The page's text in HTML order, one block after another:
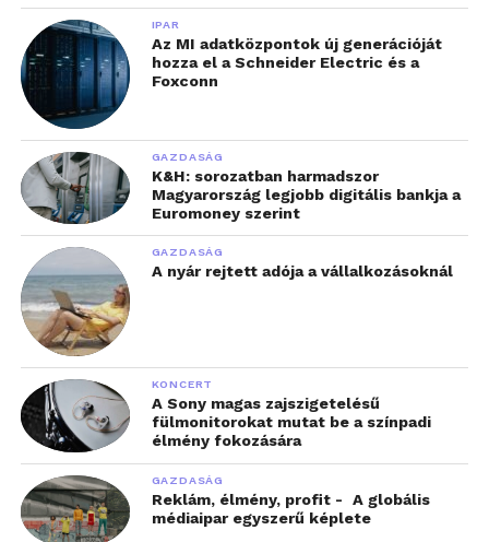
IPAR
Az MI adatközpontok új generációját
hozza el a Schneider Electric és a
Foxconn
GAZDASÁG
K&H: sorozatban harmadszor
Magyarország legjobb digitális bankja a
Euromoney szerint
GAZDASÁG
A nyár rejtett adója a vállalkozásoknál
KONCERT
A Sony magas zajszigetelésű
fülmonitorokat mutat be a színpadi
élmény fokozására
GAZDASÁG
Reklám, élmény, profit - A globális
médiaipar egyszerű képlete